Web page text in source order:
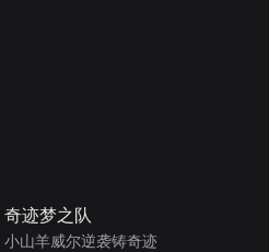
奇迹梦之队
小山羊威尔逆袭铸奇迹